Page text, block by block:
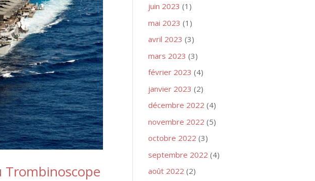
Trombinoscope
juin 2023 (1)
mai 2023 (1)
avril 2023 (3)
mars 2023 (3)
février 2023 (4)
janvier 2023 (2)
décembre 2022 (4)
novembre 2022 (5)
octobre 2022 (3)
septembre 2022 (4)
août 2022 (2)